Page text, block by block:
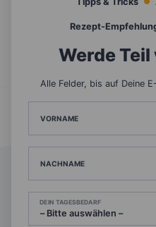
Rezept-
Werde Teil
Alle Felder, bis auf Deine
VORNAME
NACHNAME
DEIN TAGESBEDARF